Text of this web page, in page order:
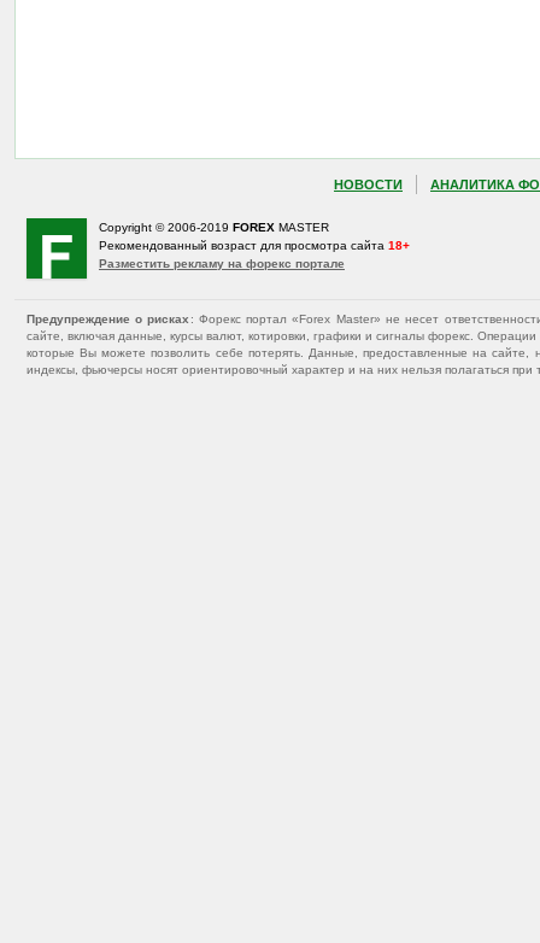
НОВОСТИ АНАЛИТИКА
Copyright © 2006-2019 FOREX MASTER
Рекомендованный возраст для просмотра сайта 18+
Разместить рекламу на форекс портале
Предупреждение о рисках : Форекс портал «Forex Master» не несет
сайте, включая данные, курсы валют, котировки, графики и сигналы форекс.
которые Вы можете позволить себе потерять. Данные, предоставленные на
индексы, фьючерсы носят ориентировочный характер и на них нельзя полагаться при